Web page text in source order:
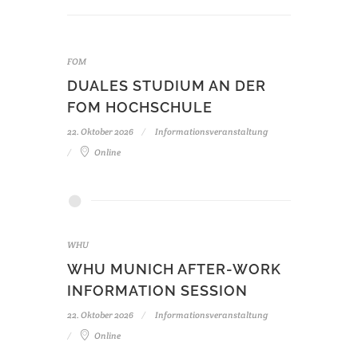
FOM
DUALES STUDIUM AN DER
FOM HOCHSCHULE
22. Oktober 2026
Informationsveranstaltung
Online
WHU
WHU MUNICH AFTER-WORK
INFORMATION SESSION
22. Oktober 2026
Informationsveranstaltung
Online